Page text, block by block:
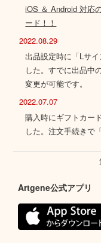
iOS ＆ Android 対応
ード！！
2022.08.29
出品設定時に「Lサ
した。すでに出品中
変更が可能です。
2022.07.07
購入時にギフトカー
した。注文手続きで
Artgene公式アプリ